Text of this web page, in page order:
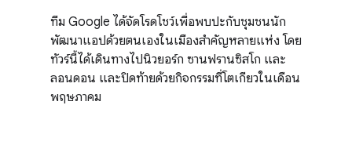
ทีม Google ได้จัดโรดโชว์เพื่อพบปะกับชุมชนนัก
พัฒนาแอปด้วยตนเองในเมืองสำคัญหลายแห่ง โดย
ทัวร์นี้ได้เดินทางไปนิวยอร์ก ซานฟรานซิสโก และ
ลอนดอน และปิดท้ายด้วยกิจกรรมที่โตเกียวในเดือน
พฤษภาคม